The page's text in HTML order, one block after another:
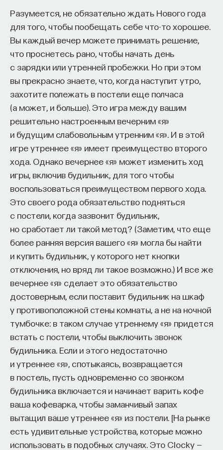
Разумеется, не обязательно ждать Нового года
для того, чтобы пообещать себе что-то хорошее.
Вы каждый вечер можете принимать решение,
что проснетесь рано, чтобы начать день
с зарядки или утренней пробежки. Но при этом
вы прекрасно знаете, что, когда наступит утро,
захотите полежать в постели еще полчаса
(а может, и больше). Это игра между вашим
решительно настроенным вечерним «я»
и будущим слабовольным утренним «я». И в этой
игре утреннее «я» имеет преимущество второго
хода. Однако вечернее «я» может изменить ход
игры, включив будильник, для того чтобы
воспользоваться преимуществом первого хода.
Это своего рода обязательство подняться
с постели, когда зазвонит будильник,
но сработает ли такой метод? (Заметим, что еще
более ранняя версия вашего «я» могла бы найти
и купить будильник, у которого нет кнопки
отключения, но вряд ли такое возможно.) И все же
вечернее «я» сделает это обязательство
достоверным, если поставит будильник на шкаф
у противоположной стены комнаты, а не на ночной
тумбочке: в таком случае утреннему «я» придется
встать с постели, чтобы выключить звонок
будильника. Если и этого недостаточно
и утреннее «я», спотыкаясь, возвращается
в постель, пусть одновременно со звонком
будильника включается и начинает варить кофе
ваша кофеварка, чтобы заманчивый запах
вытащил ваше утреннее «я» из постели. [На рынке
есть удивительные устройства, которые можно
использовать в подобных случаях. Это Clocky —